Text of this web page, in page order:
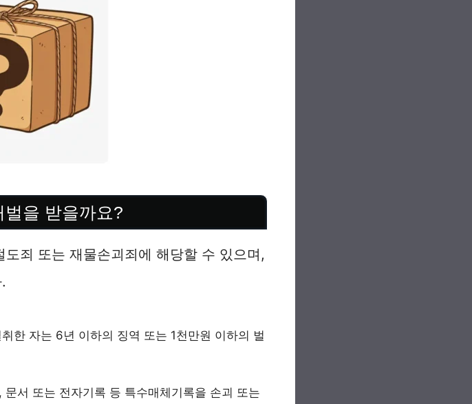
을 받을까요?
죄 또는 재물손괴죄에 해당할 수 있으며,
한 자는 6년 이하의 징역 또는 1천만원 이하의 벌
문서 또는 전자기록 등 특수매체기록을 손괴 또는